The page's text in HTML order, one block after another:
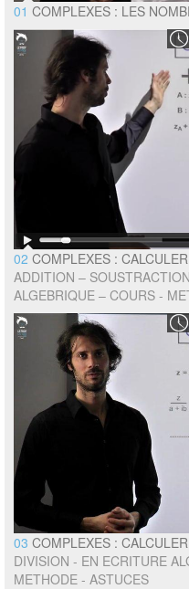
01 COMPLEXES : LES
02 COMPLEXES :
ADDITION –
ALGEBRIQUE – COURS -
03 COMPLEXES :
DIVISION - EN ECRITURE
METHODE - ASTUCES